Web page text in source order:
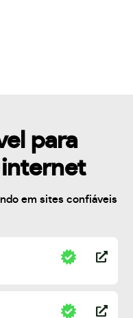
para
em sites confiáveis